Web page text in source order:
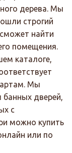
дерева. Мы
строгий
найти
помещения.
каталоге,
Мы
банных дверей,
с
можно купить
или по